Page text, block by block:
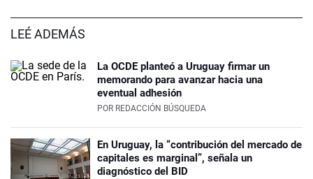
LEÉ ADEMÁS
La OCDE planteó a Uruguay firmar un
memorando para avanzar hacia una
eventual adhesión
POR REDACCIÓN BÚSQUEDA
En Uruguay, la “contribución del mercado de
capitales es marginal”, señala un
diagnóstico del BID